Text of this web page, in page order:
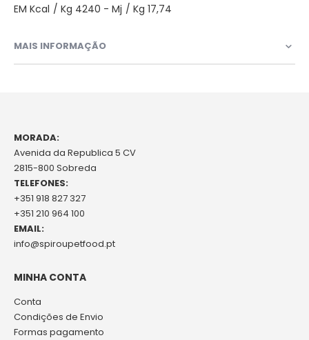
EM Kcal / Kg 4240 - Mj / Kg 17,74
MAIS INFORMAÇÃO
MORADA:
Avenida da Republica 5 CV
2815-800 Sobreda
TELEFONES:
+351 918 827 327
+351 210 964 100
EMAIL:
info@spiroupetfood.pt
MINHA CONTA
Conta
Condições de Envio
Formas pagamento